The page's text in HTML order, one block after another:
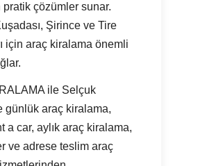
pratik çözümler sunar.
Şirince ve Tire
için araç kiralama önemli
ile Selçuk
günlük araç kiralama,
a car, aylık araç kiralama,
ve adrese teslim araç